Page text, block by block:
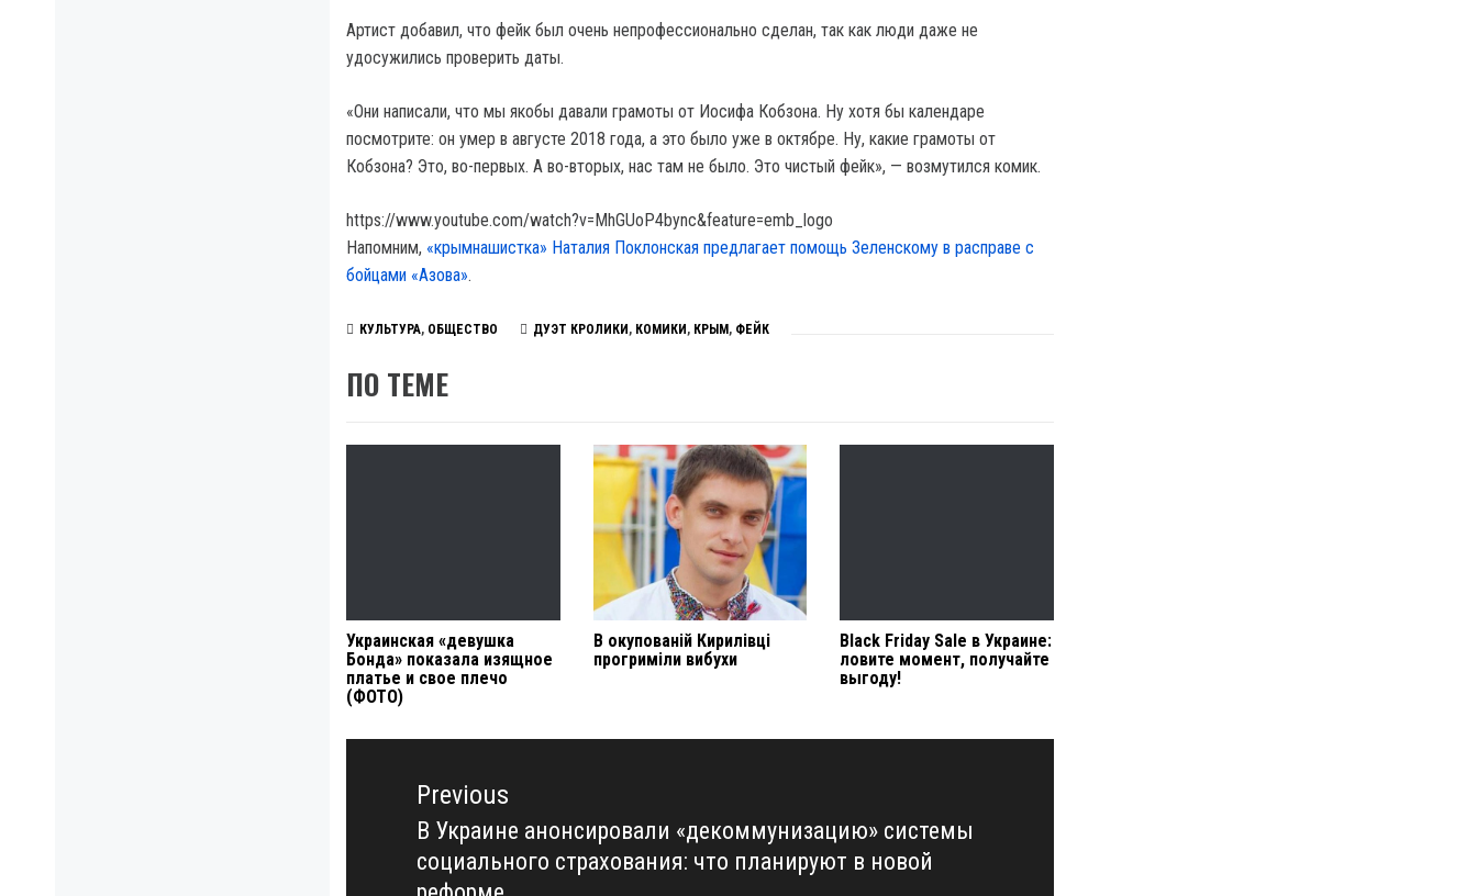
Артист добавил, что фейк был очень непрофессионально сделан, так как люди даже не
удосужились проверить даты.
«Они написали, что мы якобы давали грамоты от Иосифа Кобзона. Ну хотя бы календаре
посмотрите: он умер в августе 2018 года, а это было уже в октябре. Ну, какие грамоты от
Кобзона? Это, во-первых. А во-вторых, нас там не было. Это чистый фейк», — возмутился комик.
https://www.youtube.com/watch?v=MhGUoP4bync&feature=emb_logo
Напомним, «крымнашистка» Наталия Поклонская предлагает помощь Зеленскому в расправе с
бойцами «Азова».
КУЛЬТУРА, ОБЩЕСТВО ДУЭТ КРОЛИКИ , КОМИКИ , КРЫМ , ФЕЙК
ПО ТЕМЕ
Украинская «девушка
Бонда» показала изящное
платье и свое плечо
(ФОТО)
В окупованій Кирилівці
прогриміли вибухи
Black Friday Sale в Украине:
ловите момент, получайте
выгоду!
Навигация
записямPrevious
Previous
post:
В Украине анонсировали «декоммунизацию» системы
социального страхования: что планируют в новой